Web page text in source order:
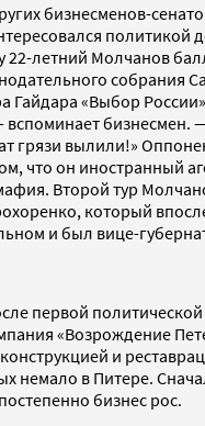
бизнесменов-
политикой
22-летний Молчанов
собрания
Гайдара «Выбор
вспоминает бизнесмен.
грязи вылили!»
что он иностранный
Второй тур
который
и был вице-
первой
«Возрождение
и
немало в Питере.
бизнес рос.